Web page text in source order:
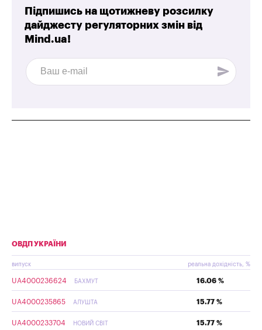
Підпишись на щотижневу розсилку
дайджесту регуляторних змін від
Mind.ua!
ОВДП УКРАЇНИ
випуск реальна дохідність, %
UA4000236624 БАХМУТ 16.06 %
UA4000235865 АЛУШТА 15.77 %
UA4000233704 НОВИЙ СВІТ 15.77 %